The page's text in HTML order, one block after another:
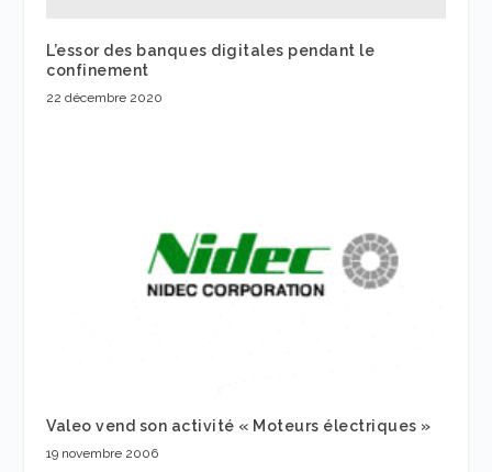
L’essor des banques digitales pendant le
confinement
22 décembre 2020
Valeo vend son activité « Moteurs électriques »
19 novembre 2006